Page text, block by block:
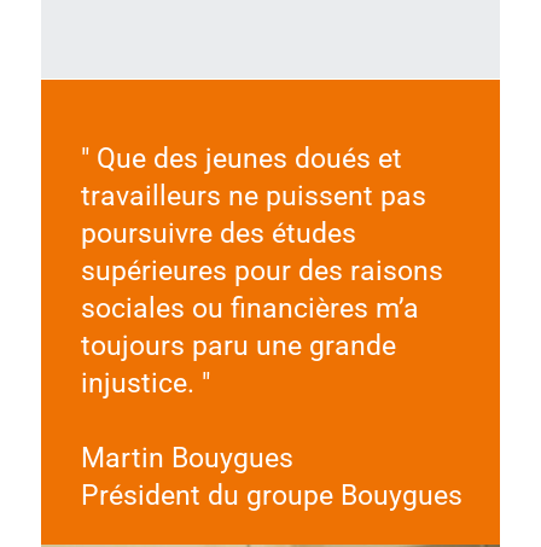
" Que des jeunes doués et
travailleurs ne puissent pas
poursuivre des études
supérieures pour des raisons
sociales ou financières m’a
toujours paru une grande
injustice. "
Martin Bouygues
Président du groupe Bouygues